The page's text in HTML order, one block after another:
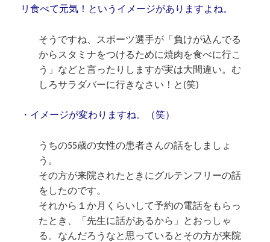
リ食べて元気！というイメージがありますよね。
そうですね、スポーツ選手が「負けが込んでる
からスタミナをつけるために焼肉を食べに行こ
う」などと言ったりしますが実は大間違い。む
しろサラダバーに行きなさい！と(笑)
・イメージが変わりますね。（笑）
うちの55歳の女性の患者さんの話をしましょ
う。
その方が来院されたときにグルテンフリーの話
をしたのです。
それから１か月くらいして予約の電話をもらっ
たとき、「先生に話があるから」とおっしゃ
る。なんだろうなと思っているとその方が来院